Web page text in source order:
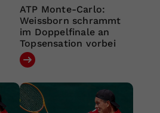
ATP Monte-Carlo:
Weissborn schrammt
im Doppelfinale an
Topsensation vorbei